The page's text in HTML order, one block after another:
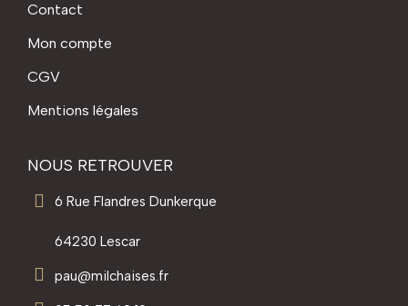
Contact
Mon compte
CGV
Mentions légales
NOUS RETROUVER
6 Rue Flandres Dunkerque
64230 Lescar
pau@milchaises.fr